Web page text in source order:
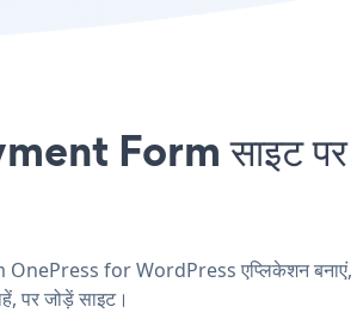
Form साइट
for WordPress एप्लिकेशन
पर जोड़ें साइट।